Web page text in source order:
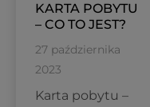
KARTA POBYTU
– CO TO JEST?
27 października
2023
Karta pobytu –